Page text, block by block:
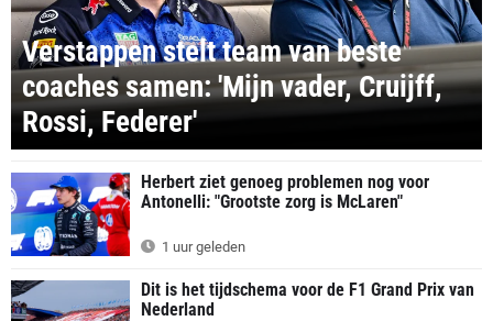
Verstappen stelt team van beste
coaches samen: 'Mijn vader, Cruijff,
Rossi, Federer'
Herbert ziet genoeg problemen nog voor
Antonelli: "Grootste zorg is McLaren"
1 uur geleden
Dit is het tijdschema voor de F1 Grand Prix van
Nederland